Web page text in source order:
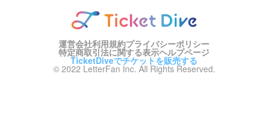
運営会社利用規約プライバシーポリシー
特定商取引法に関する表示ヘルプページ
TicketDiveでチケットを販売する
© 2022 LetterFan Inc. All Rights Reserved.